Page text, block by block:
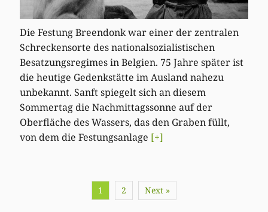
Die Festung Breendonk war einer der zentralen
Schreckensorte des nationalsozialistischen
Besatzungsregimes in Belgien. 75 Jahre später ist
die heutige Gedenkstätte im Ausland nahezu
unbekannt. Sanft spiegelt sich an diesem
Sommertag die Nachmittagssonne auf der
Oberfläche des Wassers, das den Graben füllt,
von dem die Festungsanlage [+]
1 2 Next »